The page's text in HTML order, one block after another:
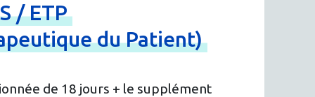
/ETP
duPatient)
de 18 jours + le supplément